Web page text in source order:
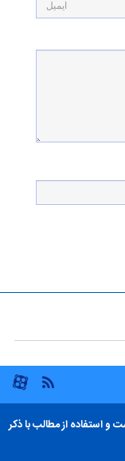
و استفاده از مطالب با ذکر